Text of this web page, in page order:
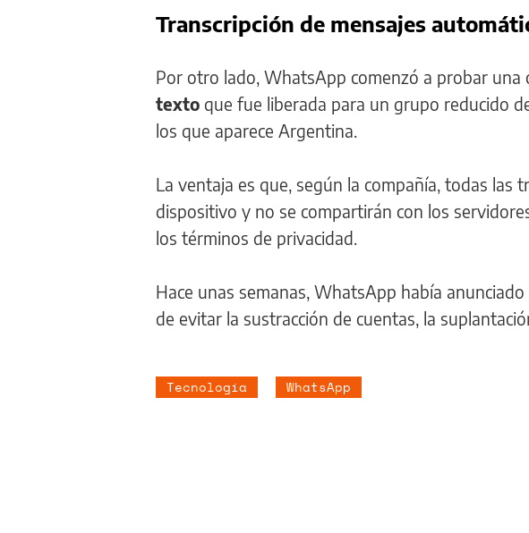
Transcripción de mensajes
Por otro lado, WhatsApp comenzó a probar una
texto que fue liberada para un grupo reducido
los que aparece Argentina.
La ventaja es que, según la compañía, todas las
dispositivo y no se compartirán con los
los términos de privacidad.
Hace unas semanas, WhatsApp había anunciado
de evitar la sustracción de cuentas, la
Tecnología WhatsApp